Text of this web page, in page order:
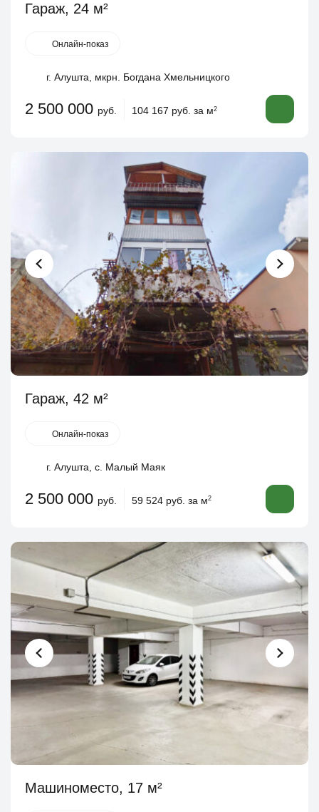
Гараж, 24 м²
Онлайн-показ
г. Алушта, мкрн. Богдана Хмельницкого
2 500 000 руб. 104 167 руб. за м2
Гараж, 42 м²
Онлайн-показ
г. Алушта, с. Малый Маяк
2 500 000 руб. 59 524 руб. за м2
Машиноместо, 17 м²